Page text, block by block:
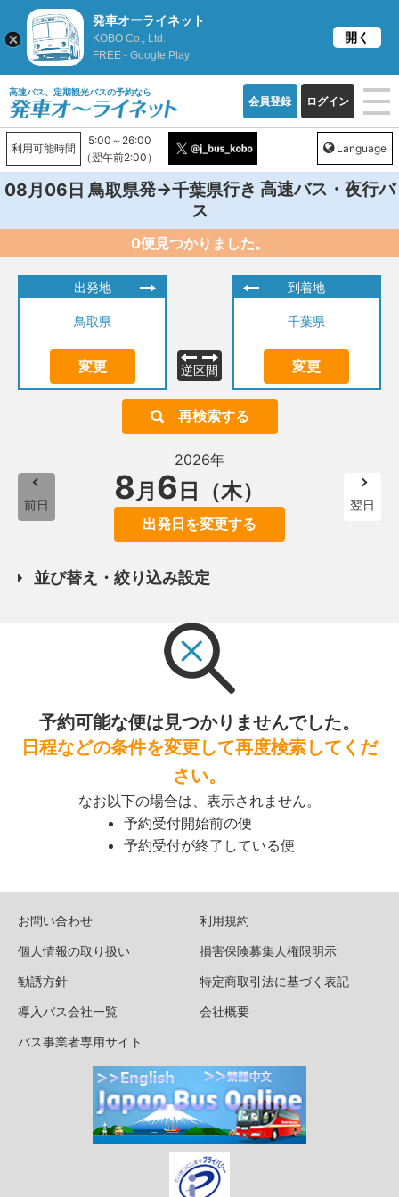
高速バス、定期観光バスの予約なら
会員登録 ログイン
利用可能時間
5:00～26:00
（翌午前2:00）
Language
08月06日 鳥取県発→千葉県行き 高速バス・夜行バ
ス
0便見つかりました。
出発地
鳥取県
変更 逆区間
到着地
千葉県
変更
再検索する
前日
2026年
8月 6 日（木）
出発日を変更する
翌日
並び替え・絞り込み設定
予約可能な便は見つかりませんでした。
日程などの条件を変更して再度検索してくだ
さい。
なお以下の場合は、表示されません。
予約受付開始前の便
予約受付が終了している便
お問い合わせ
利用規約
個人情報の取り扱い
損害保険募集人権限明示
勧誘方針
特定商取引法に基づく表記
導入バス会社一覧
会社概要
バス事業者専用サイト
発車オーライネット
KOBO Co., Ltd.
FREE - Google Play
開く